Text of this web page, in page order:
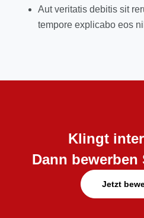
Aut veritatis debitis sit
tempore explicabo eos
Klingt
Dann
Jetzt